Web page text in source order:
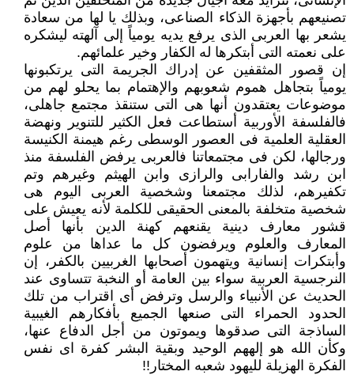
تصنيعهم بأجهزة الذكاء الصناعى، وبذلك يا لها من سعادة
يشعر بها ‏العربى الذى يرفع يديه يومياً إلى آلهته ليشكره
على نعمته التى أبتكرها له الكفار وخير علمائهم.‏
إن قصور المثقفين عن إدراك الجريمة التى يرتكبونها
يومياً بتجاهل هموم شعوبهم والإهتمام بما يحلو لهم من
موضوعات يعتقدون أنها ‏هى التى ستنقذ مجتمع جاهلى،
فالفلسفة الأوربية أستطاعت فعل الكثير للتنوير ونهضة
العقلية العلمية فى العصور الوسطى رغم هيمنة ‏الكنيسة
ورجالها، لكن فى مجتمعاتنا فالعربى يرفض الفلسفة منذ
ابن رشد والفارابى والرازى وابن الهيثم وغيرهم وتم
تكفيرهم، لذلك ‏مجتمعنا وشخصية العربى اليوم هى
شخصية متخلفة بالمعنى الحقيقى للكلمة لأنه يعيش على
قشور معارف دينية يقنعهم كهنة الدين ‏بأنها أصل
المعارف والعلوم ويرفضون كل ما عداها من علوم
وأبتكرات إنسانية ويتهمون أصحابها الغربيين بالكفر، إن
النرجسية العربية ‏سواء بين العامة أو النخبة تتساوى عند
الحديث عن الأنبياء والرسل وترفض أى اقتراب من تلك
الحدود الحمراء التى صنعها الجميع ‏بأفكارهم الغيبية
الساذجة التى صدقوها ويموتون من أجل الدفاع عنها،
وكأن الله هو إلههم الوحيد وبقية البشر كفرة اى نفس
الفكرة ‏الهزيلة لليهود شعبه المختار!!‏